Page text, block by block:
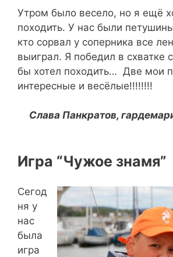
Утром было весело, но я ещё
походить. У нас были
кто сорвал у соперника все
выиграл. Я победил в схватке
бы хотел походить… Две мои
интересные и весëлые!!!!!!!!
Слава Панкратов,
Игра “Чужое знамя”
Сегод
ня у
нас
была
игра